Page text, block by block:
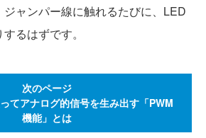
ジャンパー線に触れるたびに、LED
るはずです。
次のページ
てアナログ的信号を生み出す「PWM
機能」とは